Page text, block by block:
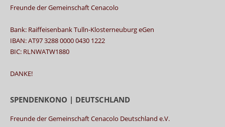
Freunde der Gemeinschaft Cenacolo
Bank: Raiffeisenbank Tulln-Klosterneuburg eGen
IBAN: AT97 3288 0000 0430 1222
BIC: RLNWATW1880
DANKE!
SPENDENKONO | DEUTSCHLAND
Freunde der Gemeinschaft Cenacolo Deutschland e.V.